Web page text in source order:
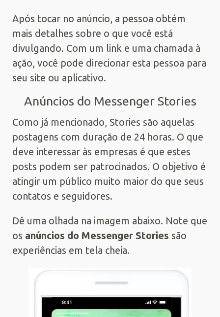
Após tocar no anúncio, a pessoa obtém
mais detalhes sobre o que você está
divulgando. Com um link e uma chamada à
ação, você pode direcionar esta pessoa para
seu site ou aplicativo.
Anúncios do Messenger Stories
Como já mencionado, Stories são aquelas
postagens com duração de 24 horas. O que
deve interessar às empresas é que estes
posts podem ser patrocinados. O objetivo é
atingir um público muito maior do que seus
contatos e seguidores.
Dê uma olhada na imagem abaixo. Note que
os anúncios do Messenger Stories são
experiências em tela cheia.